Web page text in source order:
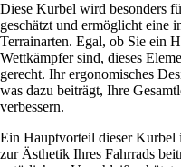
Diese Kurbel wird besonders
geschätzt und ermöglicht eine
Terrainarten. Egal, ob Sie ein
Wettkämpfer sind, dieses
gerecht. Ihr ergonomisches
was dazu beiträgt, Ihre
verbessern.
Ein Hauptvorteil dieser Kurbel
zur Ästhetik Ihres Fahrrads